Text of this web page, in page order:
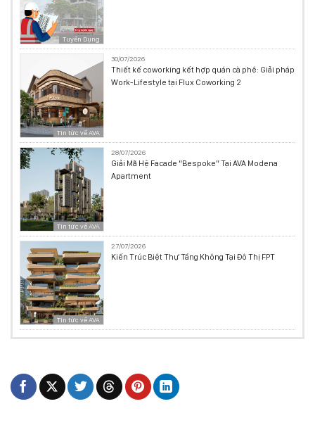
Tuyển Dụng
Tin tức về AVA
30/07/2026
Thiết kế coworking kết hợp quán cà phê: Giải pháp
Work-Lifestyle tại Flux Coworking 2
Tin tức về AVA
28/07/2026
Giải Mã Hệ Facade “Bespoke” Tại AVA Modena
Apartment
Tin tức về AVA
27/07/2026
Kiến Trúc Biệt Thự Tầng Không Tại Đô Thị FPT